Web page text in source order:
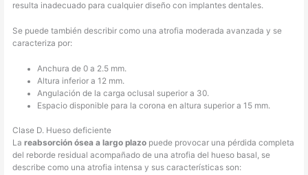
resulta inadecuado para cualquier diseño con implantes dentales.
Se puede también describir como una atrofia moderada avanzada y se
caracteriza por:
Anchura de 0 a 2.5 mm.
Altura inferior a 12 mm.
Angulación de la carga oclusal superior a 30.
Espacio disponible para la corona en altura superior a 15 mm.
Clase D. Hueso deficiente
Lareabsorción ósea a largo plazo puede provocar una pérdida completa
del reborde residual acompañado de una atrofia del hueso basal, se
describe como una atrofia intensa y sus características son: